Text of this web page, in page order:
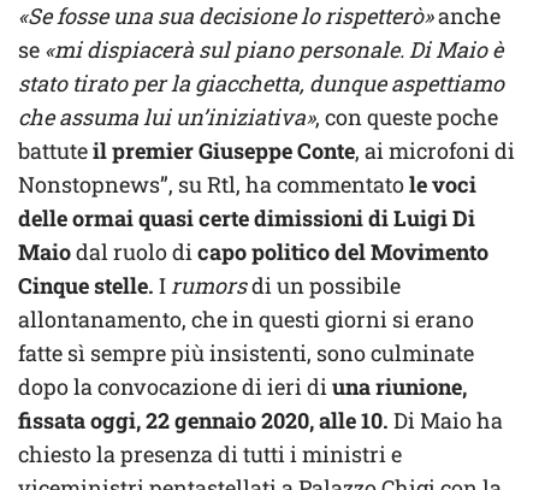
«Se fosse una sua decisione lo rispetterò»anche
se «mi dispiacerà sul piano personale. Di Maio è
stato tirato per la giacchetta, dunque aspettiamo
che assuma lui un’iniziativa», con queste poche
battuteil premier Giuseppe Conte, ai microfoni di
Nonstopnews”, su Rtl, ha commentatole voci
delle ormai quasi certe dimissioni di Luigi Di
Maiodal ruolo dicapo politico del Movimento
Cinque stelle. Irumorsdi un possibile
allontanamento, che in questi giorni si erano
fatte sì sempre più insistenti, sono culminate
dopo la convocazione di ieri diuna riunione,
fissata oggi, 22 gennaio 2020, alle 10. Di Maio ha
chiesto la presenza di tutti i ministri e